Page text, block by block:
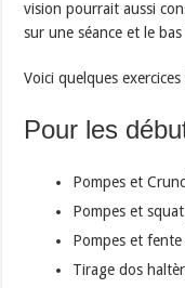
vision pourrait aussi
sur une séance et le
Voici quelques
Pour les
Pompes et
Pompes et
Pompes et fente
Tirage dos